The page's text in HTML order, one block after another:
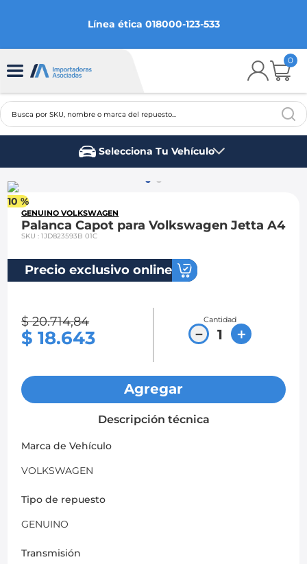
Línea ética 018000-123-533
0
Busca por SKU, nombre o marca del repuesto...
Selecciona Tu Vehículo
10 %
GENUINO VOLKSWAGEN
Palanca Capot para Volkswagen Jetta A4
SKU:1JD823593B 01C
Precio exclusivo online
$ 20.714,84
$ 18.643
Cantidad
＋
－
Agregar
Descripción técnica
Marca de Vehículo
VOLKSWAGEN
Tipo de repuesto
GENUINO
Transmisión
2
3.
spark gt
ford fiesta
5.
optra
6.
mazda 3
chevrolet spark gt
. chevrolet sail